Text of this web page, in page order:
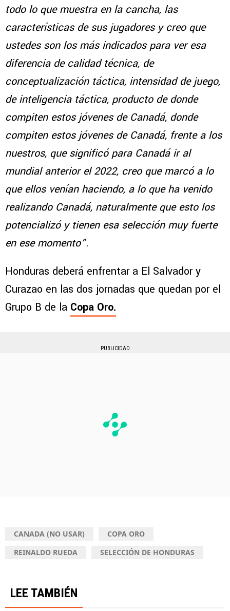
todo lo que muestra en la cancha, las
características de sus jugadores y creo que
ustedes son los más indicados para ver esa
diferencia de calidad técnica, de
conceptualización táctica, intensidad de juego,
de inteligencia táctica, producto de donde
compiten estos jóvenes de Canadá, donde
compiten estos jóvenes de Canadá, frente a los
nuestros, que significó para Canadá ir al
mundial anterior el 2022, creo que marcó a lo
que ellos venían haciendo, a lo que ha venido
realizando Canadá, naturalmente que esto los
potencializó y tienen esa selección muy fuerte
en ese momento”.
Honduras deberá enfrentar a El Salvador y
Curazao en las dos jornadas que quedan por el
Grupo B de la Copa Oro.
PUBLICIDAD
CANADA (NO USAR)
COPA ORO
REINALDO RUEDA
SELECCIÓN DE HONDURAS
LEE TAMBIÉN